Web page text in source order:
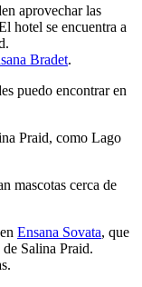
aprovechar las
hotel se encuentra a
Bradet.
puedo encontrar en
Praid, como Lago
mascotas cerca de
Ensana Sovata, que
Salina Praid.